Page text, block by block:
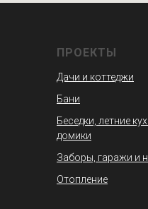
ПРОЕКТЫ
Дачи и коттеджи
Бани
Беседки, летние
домики
Заборы, гаражи и
Отопление